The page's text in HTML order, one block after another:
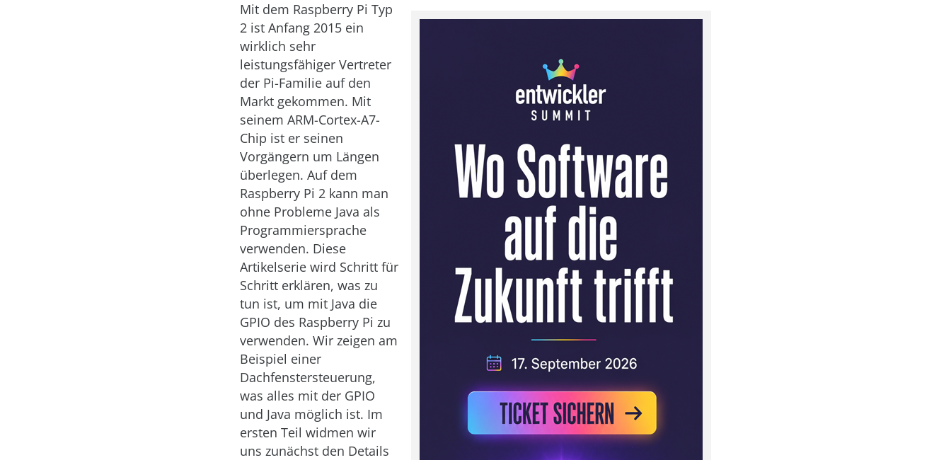
Mit dem Raspberry Pi Typ
2 ist Anfang 2015 ein
wirklich sehr
leistungsfähiger Vertreter
der Pi-Familie auf den
Markt gekommen. Mit
seinem ARM-Cortex-A7-
Chip ist er seinen
Vorgängern um Längen
überlegen. Auf dem
Raspberry Pi 2 kann man
ohne Probleme Java als
Programmiersprache
verwenden. Diese
Artikelserie wird Schritt für
Schritt erklären, was zu
tun ist, um mit Java die
GPIO des Raspberry Pi zu
verwenden. Wir zeigen am
Beispiel einer
Dachfenstersteuerung,
was alles mit der GPIO
und Java möglich ist. Im
ersten Teil widmen wir
uns zunächst den Details